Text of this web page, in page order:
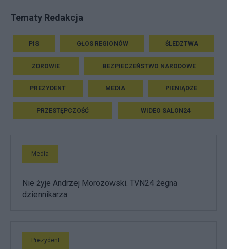
Tematy Redakcja
PIS GŁOS REGIONÓW ŚLEDZTWA
ZDROWIE BEZPIECZEŃSTWO NARODOWE
PREZYDENT MEDIA PIENIĄDZE
PRZESTĘPCZOŚĆ WIDEO SALON24
Media
Nie żyje Andrzej Morozowski. TVN24 żegna
dziennikarza
Prezydent